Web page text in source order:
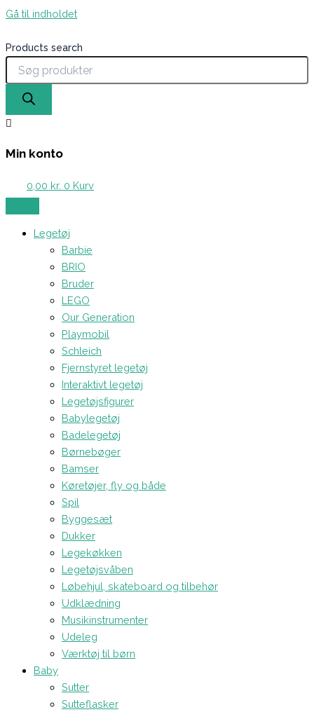
Gå til indholdet
Products search
Min konto
0,00 kr. 0 Kurv
Legetøj
Barbie
BRIO
Bruder
LEGO
Our Generation
Playmobil
Schleich
Fjernstyret legetøj
Interaktivt legetøj
Legetøjsfigurer
Babylegetøj
Badelegetøj
Børnebøger
Bamser
Køretøjer, fly og både
Spil
Byggesæt
Dukker
Legekøkken
Legetøjsvåben
Løbehjul, skateboard og tilbehør
Udklædning
Musikinstrumenter
Udeleg
Værktøj til børn
Baby
Sutter
Sutteflasker